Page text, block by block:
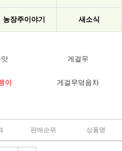
농장주이야기 새소식
게걸무
이 게걸무덖음차
판매순위 상품명